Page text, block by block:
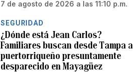
7 de agosto de 2026 a las 11:10 p.m.
SEGURIDAD
¿Dónde está Jean Carlos?
Familiares buscan desde Tampa a
puertorriqueño presuntamente
desparecido en Mayagüez